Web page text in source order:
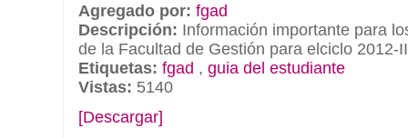
Agregado por: fgad
Descripción: Información importante para
de la Facultad de Gestión para elciclo 2012-
Etiquetas: fgad , guia del estudiante
Vistas: 5140
[Descargar]